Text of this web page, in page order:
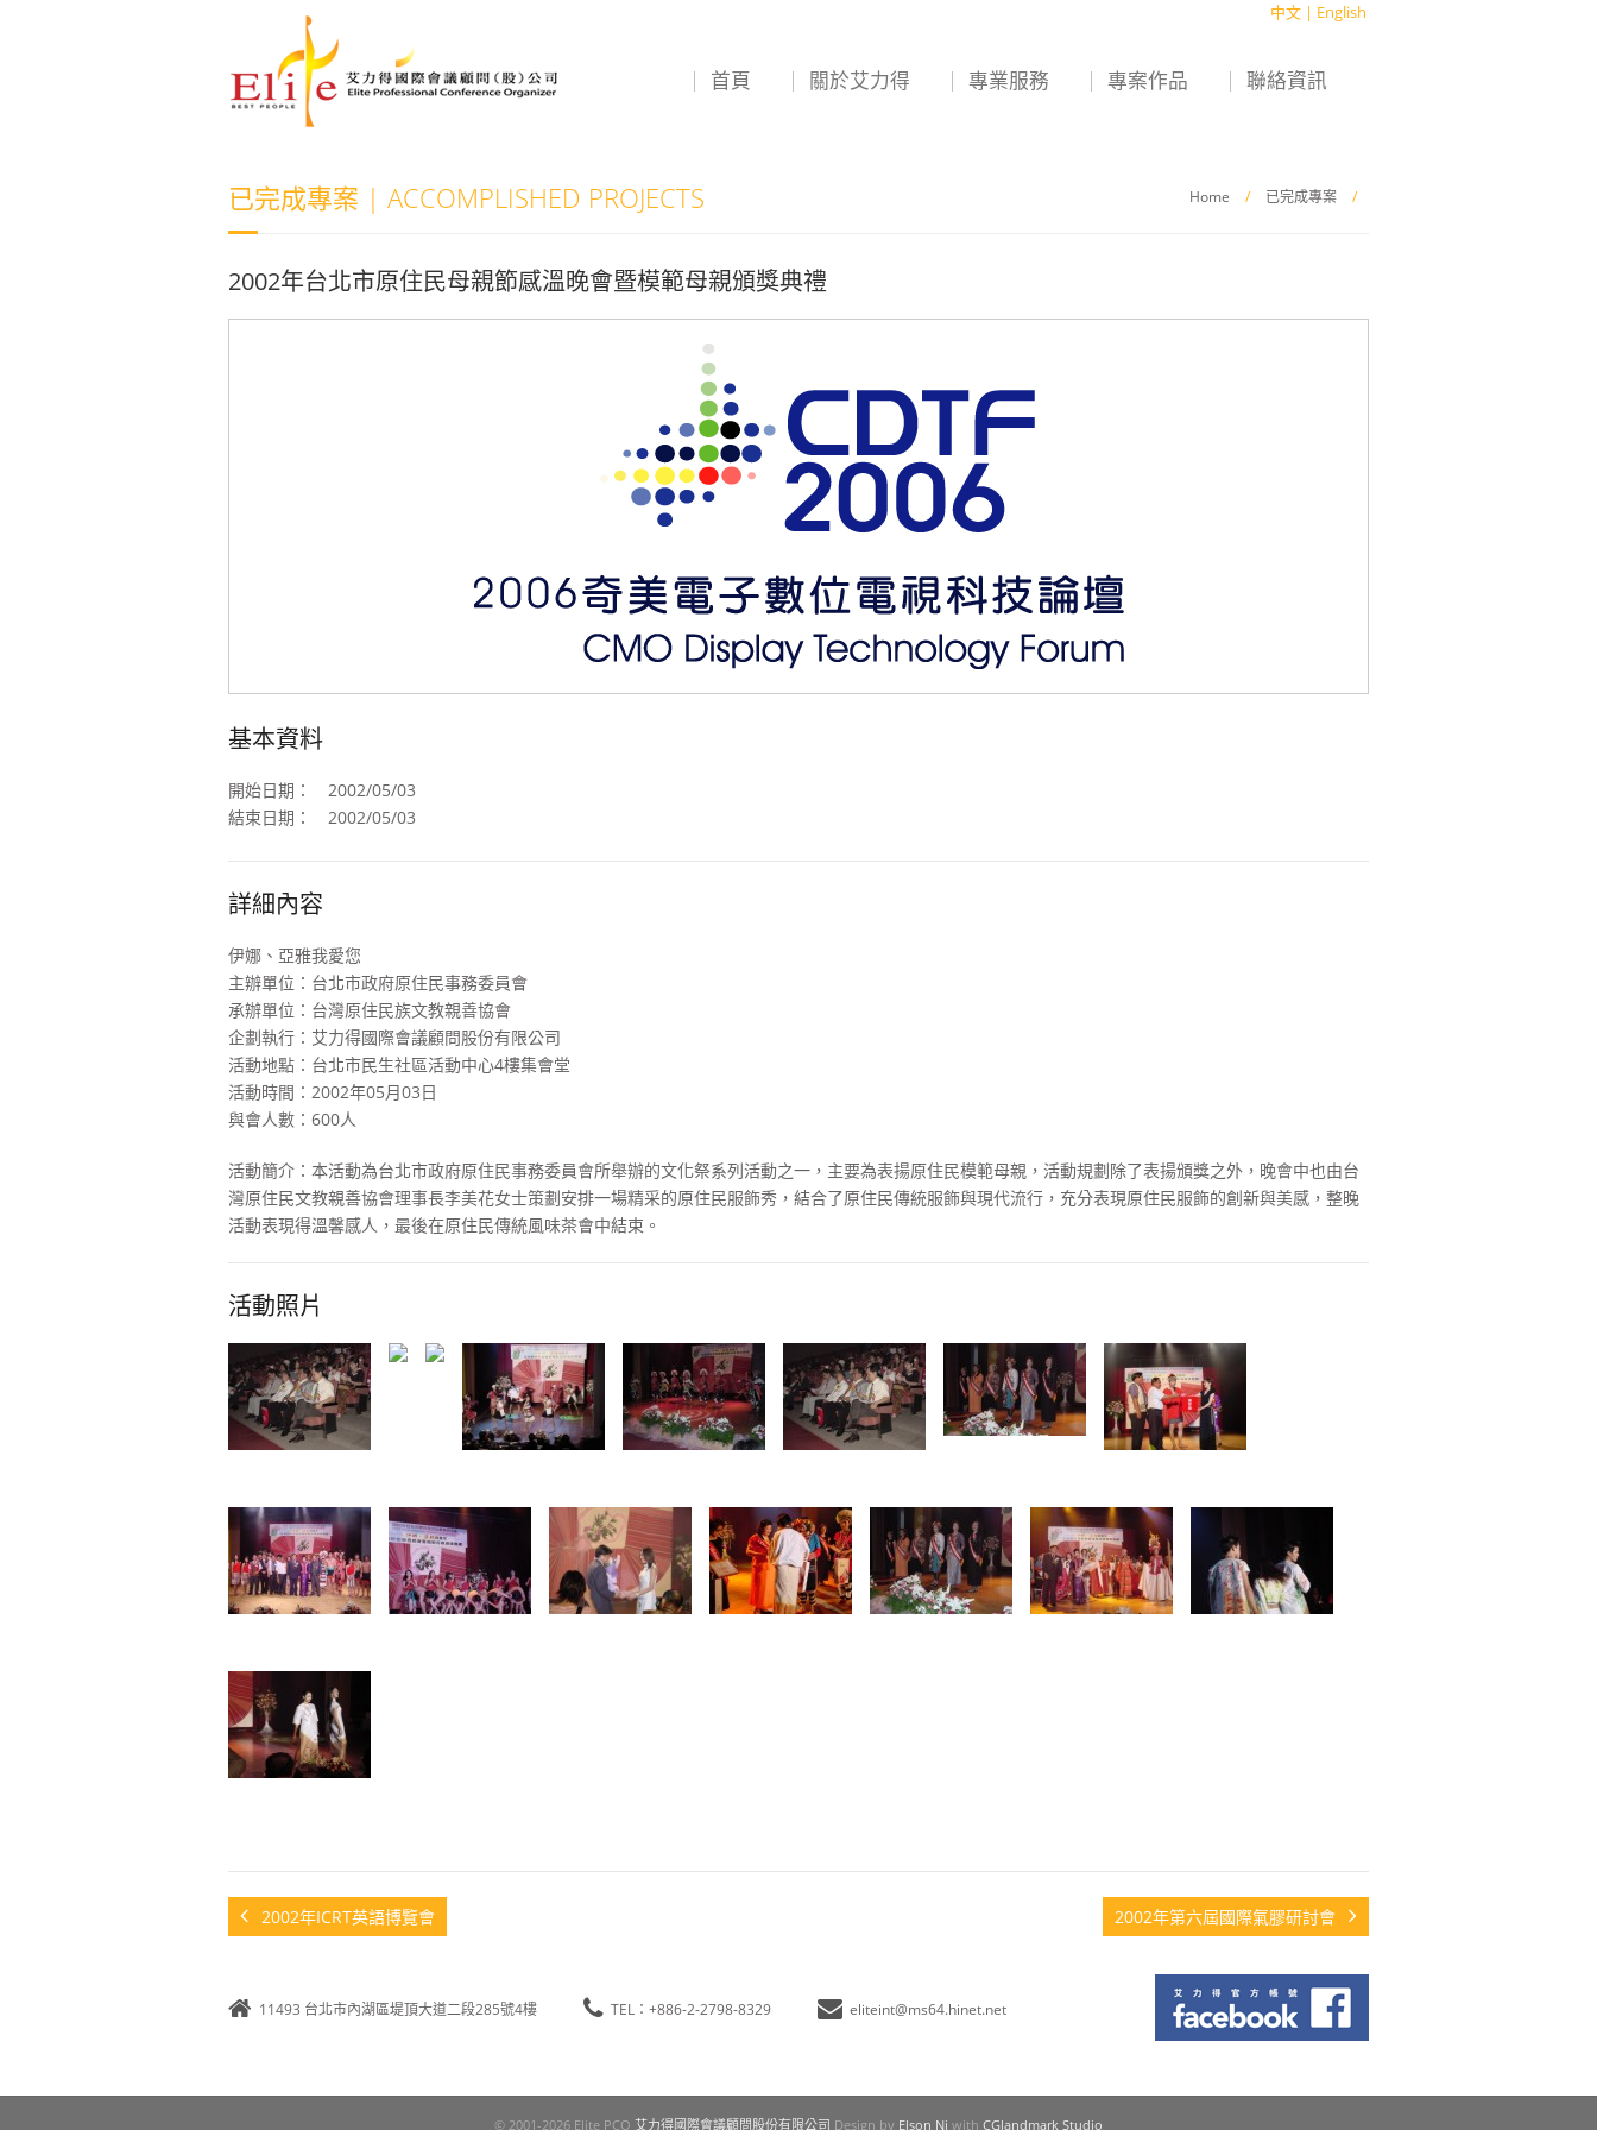
中文 | English
首頁 關於艾力得 專業服務 專案作品 聯絡資訊
已完成專案 | ACCOMPLISHED PROJECTS Home / 已完成專案 /
2002年台北市原住民母親節感溫晚會暨模範母親頒獎典禮
基本資料
開始日期：
2002/05/03
結束日期：
2002/05/03
詳細內容
伊娜、亞雅我愛您
主辦單位：台北市政府原住民事務委員會
承辦單位：台灣原住民族文教親善協會
企劃執行：艾力得國際會議顧問股份有限公司
活動地點：台北市民生社區活動中心4樓集會堂
活動時間：2002年05月03日
與會人數：600人
活動簡介：本活動為台北市政府原住民事務委員會所舉辦的文化祭系列活動之一，主要為表揚原住民模範母親，活動規劃除了表揚頒獎之外，晚會中也由台
灣原住民文教親善協會理事長李美花女士策劃安排一場精采的原住民服飾秀，結合了原住民傳統服飾與現代流行，充分表現原住民服飾的創新與美感，整晚
活動表現得溫馨感人，最後在原住民傳統風味茶會中結束。
活動照片
2002年ICRT英語博覽會 2002年第六屆國際氣膠研討會
11493 台北市內湖區堤頂大道二段285號4樓 TEL：+886-2-2798-8329 eliteint@ms64.hinet.net
© 2001-2026 Elite PCO 艾力得國際會議顧問股份有限公司 Design by Elson Ni with CGlandmark Studio